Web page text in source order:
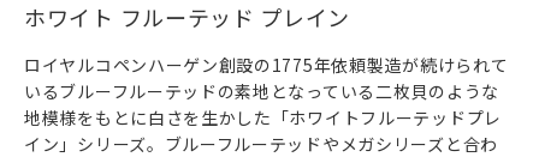
ホワイト フルーテッド プレイン
ロイヤルコペンハーゲン創設の1775年依頼製造が続けられて
いるブルーフルーテッドの素地となっている二枚貝のような
地模様をもとに白さを生かした「ホワイトフルーテッドプレ
イン」シリーズ。ブルーフルーテッドやメガシリーズと合わ